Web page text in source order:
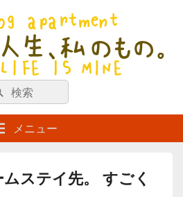
もの。【新館】
検
索
メニュー
ステイ先。 すごく